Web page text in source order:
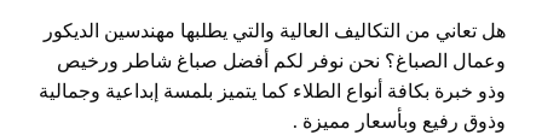
هل تعاني من التكاليف العالية والتي يطلبها مهندسين الديكور
وعمال الصباغ؟ نحن نوفر لكم أفضل صباغ شاطر ورخيص
وذو خبرة بكافة أنواع الطلاء كما يتميز بلمسة إبداعية وجمالية
وذوق رفيع وبأسعار مميزة .